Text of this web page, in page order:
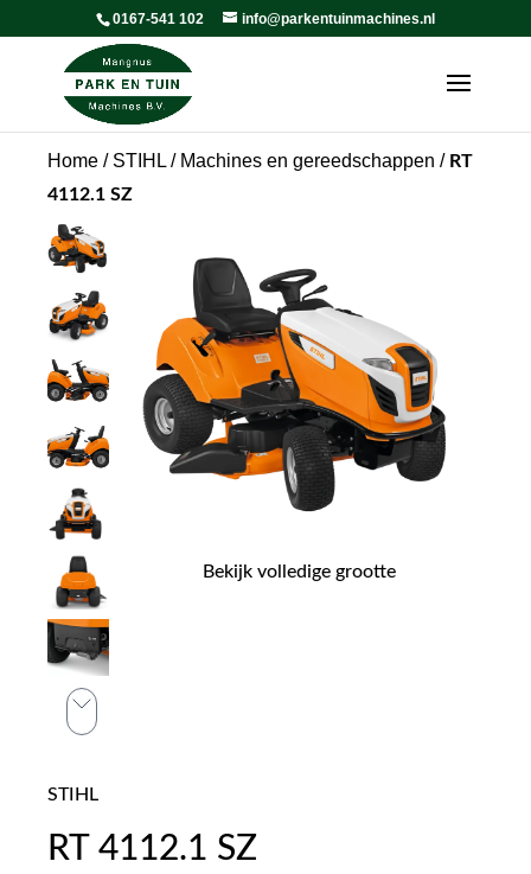
0167-541 102 info@parkentuinmachines.nl
Home / STIHL / Machines en gereedschappen / RT
4112.1 SZ
Bekijk volledige grootte
STIHL
RT 4112.1 SZ